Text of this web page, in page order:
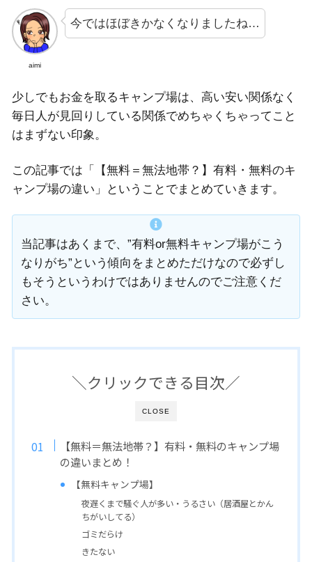
aimi
今ではほぼきかなくなりましたね…
少しでもお金を取るキャンプ場は、高い安い関係なく
毎日人が見回りしている関係でめちゃくちゃってこと
はまずない印象。
この記事では「【無料＝無法地帯？】有料・無料のキ
ャンプ場の違い」ということでまとめていきます。
当記事はあくまで、”有料or無料キャンプ場がこう
なりがち”という傾向をまとめただけなので必ずし
もそうというわけではありませんのでご注意くだ
さい。
CLOSE
＼クリックできる目次／
【無料＝無法地帯？】有料・無料のキャンプ場
の違いまとめ！
【無料キャンプ場】
夜遅くまで騒ぐ人が多い・うるさい（居酒屋とかん
ちがいしてる）
ゴミだらけ
きたない